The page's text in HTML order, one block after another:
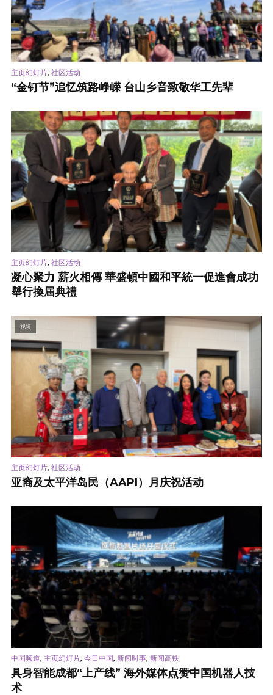
主页幻灯片, 社区活动
“金钉节”追忆筑路峥嵘 台山乡音致敬华工先辈
主页幻灯片, 社区活动
凝心聚力 薪火相傳 華盛頓中國和平統一促進會成功
舉行換屆典禮
视频
主页幻灯片, 社区活动
亚裔及太平洋岛民（AAPI）月庆祝活动
中国频道, 主页幻灯片, 今日中国, 新闻时事, 新闻高铁
具身智能成都“上产线” 海外媒体点赞中国机器人技
术